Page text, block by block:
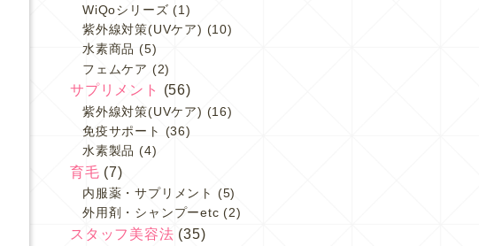
WiQoシリーズ (1)
紫外線対策(UVケア) (10)
水素商品 (5)
フェムケア (2)
サプリメント (56)
紫外線対策(UVケア) (16)
免疫サポート
(36)
水素製品 (4)
育毛 (7)
内服薬・サプリメント
(5)
外用剤・シャンプーetc (2)
スタッフ美容法 (35)